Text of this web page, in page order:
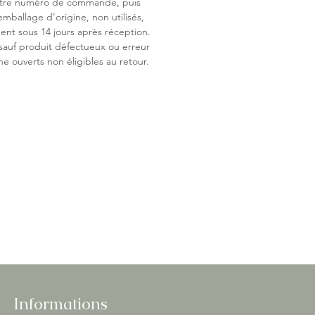
de l'extérieur, y compris la douce
votre bola de grossesse.
d'origine, non utilisés,
sous 14 jours après réception.
produit défectueux ou erreur
ouverts non éligibles au retour.
Informations